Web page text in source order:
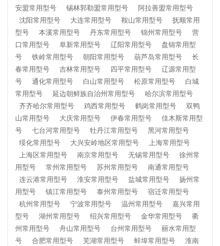
安盟常用型号
锡林郭勒盟常用型号
阿拉善盟常用型号
沈阳常用型号
大连常用型号 鞍山常用型号
抚顺常用
型号
本溪常用型号 丹东常用型号 锦州常用型号
营
口常用型号
阜新常用型号 辽阳常用型号
盘锦常用型
号
铁岭常用型号 朝阳常用型号 葫芦岛常用型号
长
春常用型号
吉林常用型号 四平常用型号
辽源常用型
号
通化常用型号 白山常用型号 松原常用型号
白城
常用型号
延边朝鲜族自治州常用型号
哈尔滨常用型号
齐齐哈尔常用型号
鸡西常用型号 鹤岗常用型号
双鸭
山常用型号
大庆常用型号 伊春常用型号
佳木斯常用型
号
七台河常用型号 牡丹江常用型号
黑河常用型号
绥化常用型号
大兴安岭地区常用型号
上海常用型号
上海区常用型号
南京常用型号 无锡常用型号
徐州常
用型号
常州常用型号 苏州常用型号
南通常用型号
连云港常用型号
淮安常用型号 盐城常用型号
扬州常
用型号
镇江常用型号 泰州常用型号
宿迁常用型号
杭州常用型号
宁波常用型号 温州常用型号
嘉兴常用
型号
湖州常用型号 绍兴常用型号 金华常用型号
衢
州常用型号
舟山常用型号 台州常用型号
丽水常用型
号
合肥常用型号 芜湖常用型号 蚌埠常用型号
淮南